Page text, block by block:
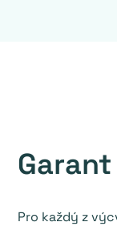
Pro každý z